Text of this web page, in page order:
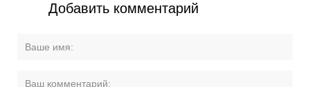
Добавить комментарий